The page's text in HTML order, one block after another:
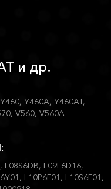
и др.
Y460A, Y460AT,
V560, V560A
L09L6D16,
L10P6F01, L10S6F01,